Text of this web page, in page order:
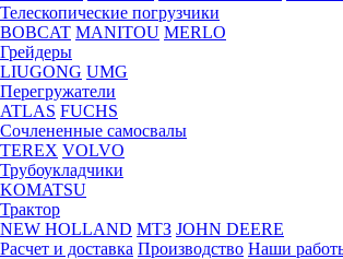
Телескопические погрузчики
BOBCAT MANITOU MERLO
Грейдеры
LIUGONG UMG
Перегружатели
ATLAS FUCHS
Сочлененные самосвалы
TEREX VOLVO
Трубоукладчики
KOMATSU
Трактор
NEW HOLLAND МТЗ JOHN DEERE
Расчет и доставка Производство Наши